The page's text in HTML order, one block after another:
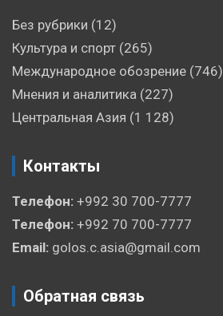
Без рубрики (12)
Культура и спорт (265)
Международное обозрение (746)
Мнения и аналитика (227)
Центральная Азия (1 128)
Контакты
Телефон: +992 30 700-7777
Телефон: +992 70 700-7777
Email: golos.c.asia@gmail.com
Обратная связь